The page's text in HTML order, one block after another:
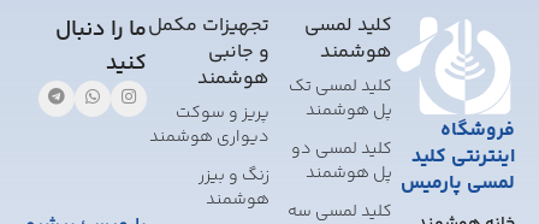
should
be
left
blank
فروشگاه
اینترنتی کلید
لمسی پارمیس
کلید لمسی
هوشمند
کلید لمسی تک
پل هوشمند
کلید لمسی دو
پل هوشمند
کلید لمسی سه
تجهیزات مکمل
و جانبی
هوشمند
پریز و سوکت
دیواری هوشمند
زنگ و بیزر
هوشمند
ما را دنبال
کنید